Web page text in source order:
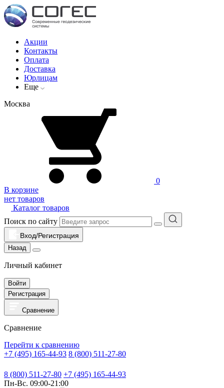
Акции
Контакты
Оплата
Доставка
Юрлицам
Еще
Москва
0
В корзине
нет товаров
Каталог товаров
Поиск по сайту
Вход/Регистрация
Назад
Личный кабинет
Войти
Регистрация
Сравнение
Сравнение
Перейти к сравнению
+7 (495) 165-44-93 8 (800) 511-27-80
8 (800) 511-27-80 +7 (495) 165-44-93
Пн-Вс. 09:00-21:00